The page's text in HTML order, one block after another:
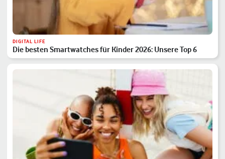
DIGITAL LIFE
Die besten Smartwatches für Kinder 2026: Unsere Top 6